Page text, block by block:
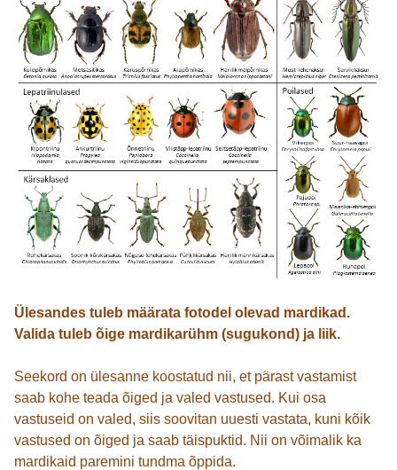
Ülesandes tuleb määrata fotodel olevad mardikad.
Valida tuleb õige mardikarühm (sugukond) ja liik.
Seekord on ülesanne koostatud nii, et pärast vastamist
saab kohe teada õiged ja valed vastused. Kui osa
vastuseid on valed, siis soovitan uuesti vastata, kuni kõik
vastused on õiged ja saab täispuktid. Nii on võimalik ka
mardikaid paremini tundma õppida.